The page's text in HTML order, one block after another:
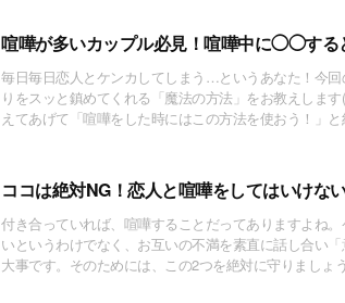
喧嘩が多いカップル必見！喧嘩中に◯◯する
毎日毎日恋人とケンカしてしまう…というあなた！今
りをスッと鎮めてくれる「魔法の方法」をお教えしま
えてあげて「喧嘩をした時にはこの方法を使おう！」
ココは絶対NG！恋人と喧嘩をしてはいけな
付き合っていれば、喧嘩することだってありますよね
いというわけでなく、お互いの不満を素直に話し合い
大事です。そのためには、この2つを絶対に守りましょ